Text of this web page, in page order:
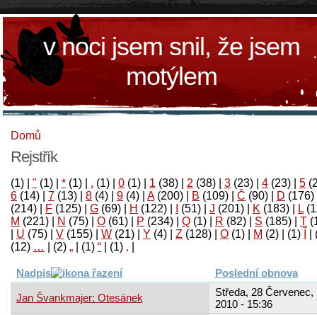
v noci jsem snil, že jsem
motýlem
Domů
Rejstřík
(1) " (1) * (1) . (1) 0 (1) 1 (38) 2 (38) 3 (23) 4 (23) 5
6 (14) 7 (13) 8 (4) 9 (4) A(200) B (109) Č (90) D (176)
(214)
F (125) G (69) H (122) (51) J (201) K (183) L
M (221) N (75) O (61) P (234) Q (1) R (82) S (185) T
U (75) V (155) W (21) Y (4) Z (128) Ο (1) М (2)
(1)
‚
(1)
“
(1)
„
(2)
…
(12)
Nadpis Poslední obnova
Jan Švankmajer: Otesánek
Středa, 28 Červenec,
2010 - 15:36